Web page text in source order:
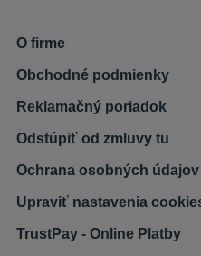
O firme
Obchodné podmienky
Reklamačný poriadok
Odstúpiť od zmluvy tu
Ochrana osobných údajov
Upraviť nastavenia
TrustPay - Online Platby